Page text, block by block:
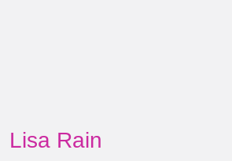
Lisa Rain